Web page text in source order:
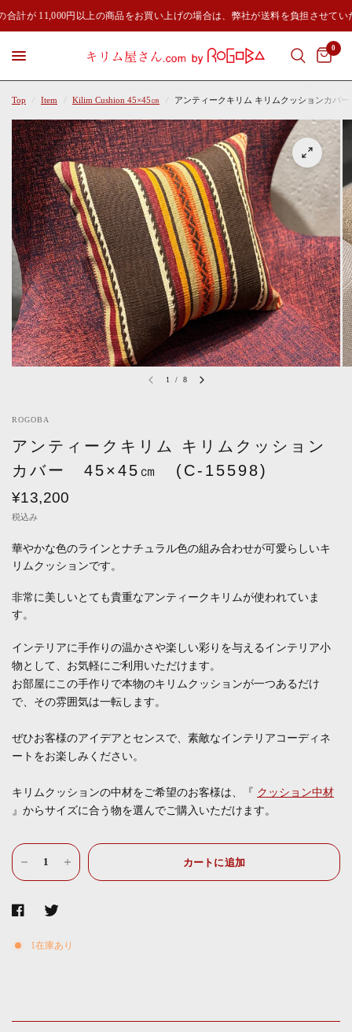
計が 11,000円以上の商品をお買い上げの場合は、弊社が送料を負担させて
0
Top / Item / Kilim Cushion 45×45㎝ / アンティークキリム キリムクッションカ
1 / 8
ROGOBA
アンティークキリム キリムクッション
カバー 45×45㎝ (C-15598)
¥13,200
税込み
華やかな色のラインとナチュラル色の組み合わせが可愛らしいキ
リムクッションです。
非常に美しいとても貴重なアンティークキリムが使われていま
す。
インテリアに手作りの温かさや楽しい彩りを与えるインテリア小
物として、お気軽にご利用いただけます。
お部屋にこの手作りで本物のキリムクッションが一つあるだけ
で、その雰囲気は一転します。
ぜひお客様のアイデアとセンスで、素敵なインテリアコーディネ
ートをお楽しみください。
キリムクッションの中材をご希望のお客様は、『 クッション中材
』からサイズに合う物を選んでご購入いただけます。
カートに追加
1在庫あり